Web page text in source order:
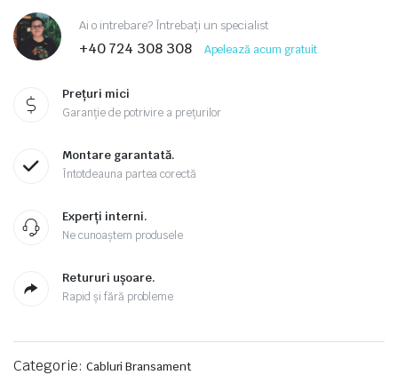
Ai o intrebare? Întrebați un specialist
+40 724 308 308 Apelează acum gratuit
Prețuri mici
Garanție de potrivire a prețurilor
Montare garantată.
Întotdeauna partea corectă
Experți interni.
Ne cunoaștem produsele
Retururi ușoare.
Rapid și fără probleme
Categorie: Cabluri Bransament